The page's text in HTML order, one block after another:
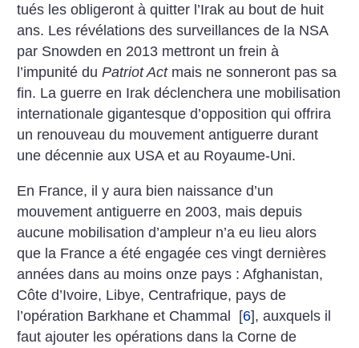
tués les obligeront à quitter l’Irak au bout de huit
ans. Les révélations des surveillances de la NSA
par Snowden en 2013 mettront un frein à
l’impunité duPatriot Actmais ne sonneront pas sa
fin. La guerre en Irak déclenchera une mobilisation
internationale gigantesque d’opposition qui offrira
un renouveau du mouvement antiguerre durant
une décennie aux USA et au Royaume-Uni.
En France, il y aura bien naissance d’un
mouvement antiguerre en 2003, mais depuis
aucune mobilisation d’ampleur n’a eu lieu alors
que la France a été engagée ces vingt dernières
années dans au moins onze pays : Afghanistan,
Côte d’Ivoire, Libye, Centrafrique, pays de
l’opération Barkhane et Chammal [6], auxquels il
faut ajouter les opérations dans la Corne de